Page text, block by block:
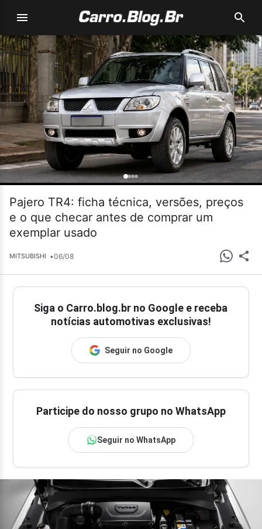
Pajero TR4: ficha técnica, versões, preços
e o que checar antes de comprar um
exemplar usado
MITSUBISHI •06/08
Siga o Carro.blog.br no Google e receba
notícias automotivas exclusivas!
Seguir no Google
Participe do nosso grupo no WhatsApp
Seguir no WhatsApp